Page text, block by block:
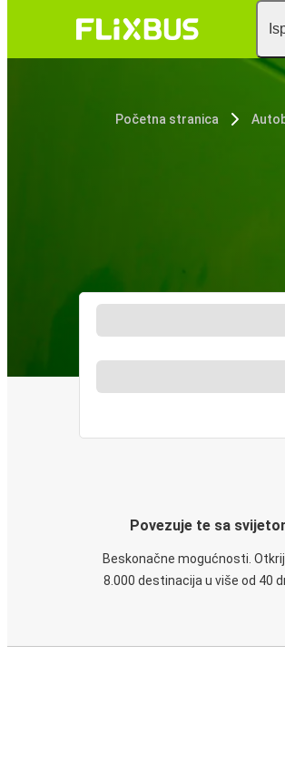
Početna stranica
Povezuje te sa
Beskonačne mogućnosti.
8.000 destinacija u više od 40